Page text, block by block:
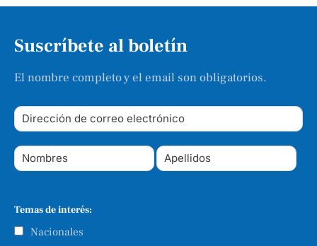
Suscríbete al boletín
El nombre completo y el email son obligatorios.
Temas de interés:
Nacionales